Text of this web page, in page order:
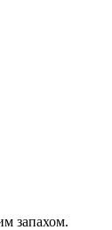
запахом.